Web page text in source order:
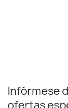
Infórmese
ofertas